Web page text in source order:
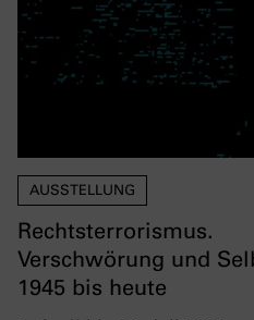
AUSSTELLUNG
Rechtsterrorismus.
Verschwörung und
1945 bis heute